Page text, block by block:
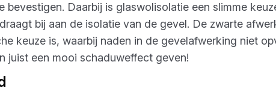
Daarbij is glaswolisolatie een slimme
bij aan de isolatie van de gevel. De zwarte
keuze is, waarbij naden in de gevelafwerking niet
juist een mooi schaduweffect geven!